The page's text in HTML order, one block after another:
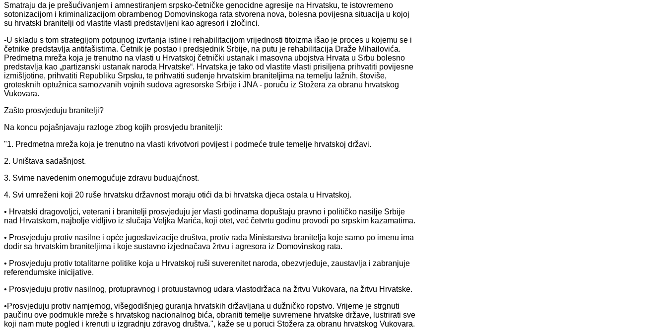
Smatraju da je prešućivanjem i amnestiranjem srpsko-četničke genocidne agresije na Hrvatsku, te istovremeno
sotonizacijom i kriminalizacijom obrambenog Domovinskoga rata stvorena nova, bolesna povijesna situacija u kojoj
su hrvatski branitelji od vlastite vlasti predstavljeni kao agresori i zločinci.
-U skladu s tom strategijom potpunog izvrtanja istine i rehabilitacijom vrijednosti titoizma išao je proces u kojemu se i
četnike predstavlja antifašistima. Četnik je postao i predsjednik Srbije, na putu je rehabilitacija Draže Mihailovića.
Predmetna mreža koja je trenutno na vlasti u Hrvatskoj četnički ustanak i masovna ubojstva Hrvata u Srbu bolesno
predstavlja kao „partizanski ustanak naroda Hrvatske“. Hrvatska je tako od vlastite vlasti prisiljena prihvatiti povijesne
izmišljotine, prihvatiti Republiku Srpsku, te prihvatiti suđenje hrvatskim braniteljima na temelju lažnih, štoviše,
grotesknih optužnica samozvanih vojnih sudova agresorske Srbije i JNA - poruču iz Stožera za obranu hrvatskog
Vukovara.
Zašto prosvjeduju branitelji?
Na koncu pojašnjavaju razloge zbog kojih prosvjedu branitelji:
"1. Predmetna mreža koja je trenutno na vlasti krivotvori povijest i podmeće trule temelje hrvatskoj državi.
2. Uništava sadašnjost.
3. Svime navedenim onemogućuje zdravu buduajćnost.
4. Svi umreženi koji 20 ruše hrvatsku državnost moraju otići da bi hrvatska djeca ostala u Hrvatskoj.
• Hrvatski dragovoljci, veterani i branitelji prosvjeduju jer vlasti godinama dopuštaju pravno i političko nasilje Srbije
nad Hrvatskom, najbolje vidljivo iz slučaja Veljka Marića, koji otet, već četvrtu godinu provodi po srpskim kazamatima.
• Prosvjeduju protiv nasilne i opće jugoslavizacije društva, protiv rada Ministarstva branitelja koje samo po imenu ima
dodir sa hrvatskim braniteljima i koje sustavno izjednačava žrtvu i agresora iz Domovinskog rata.
• Prosvjeduju protiv totalitarne politike koja u Hrvatskoj ruši suverenitet naroda, obezvrjeđuje, zaustavlja i zabranjuje
referendumske inicijative.
• Prosvjeduju protiv nasilnog, protupravnog i protuustavnog udara vlastodržaca na žrtvu Vukovara, na žrtvu Hrvatske.
•Prosvjeduju protiv namjernog, višegodišnjeg guranja hrvatskih državljana u dužničko ropstvo. Vrijeme je strgnuti
paučinu ove podmukle mreže s hrvatskog nacionalnog bića, obraniti temelje suvremene hrvatske države, lustrirati sve
koji nam mute pogled i krenuti u izgradnju zdravog društva.", kaže se u poruci Stožera za obranu hrvatskog Vukovara.